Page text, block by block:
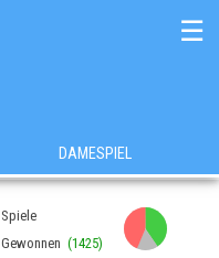
☰
DAMESPIEL
Spiele
Gewonnen (1425)